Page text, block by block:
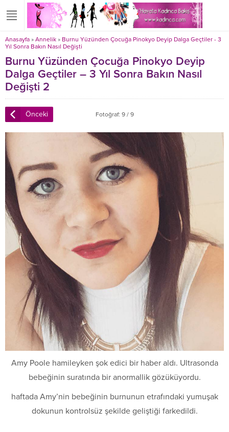
Anasayfa » Annelik » Burnu Yüzünden Çocuğa Pinokyo Deyip Dalga Geçtiler - 3
Yıl Sonra Bakın Nasıl Değişti
Burnu Yüzünden Çocuğa Pinokyo Deyip
Dalga Geçtiler – 3 Yıl Sonra Bakın Nasıl
Değişti 2
Önceki Fotoğraf: 9 / 9
Amy Poole hamileyken şok edici bir haber aldı. Ultrasonda
bebeğinin suratında bir anormallik gözüküyordu.
haftada Amy’nin bebeğinin burnunun etrafındaki yumuşak
dokunun kontrolsüz şekilde geliştiği farkedildi.